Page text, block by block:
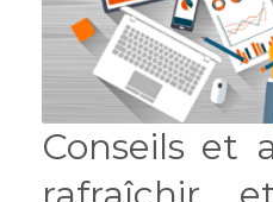
Conseils et